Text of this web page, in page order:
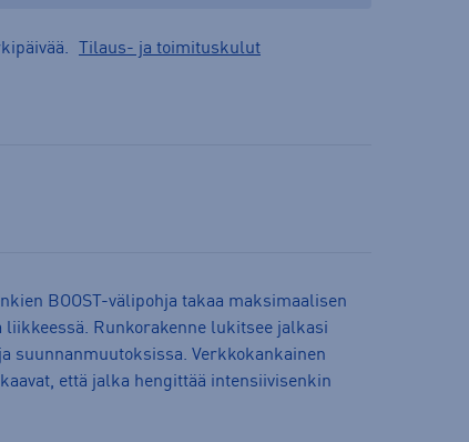
Tilaus- ja toimituskulut
BOOST-välipohja takaa maksimaalisen
Runkorakenne lukitsee jalkasi
suunnanmuutoksissa. Verkkokankainen
että jalka hengittää intensiivisenkin